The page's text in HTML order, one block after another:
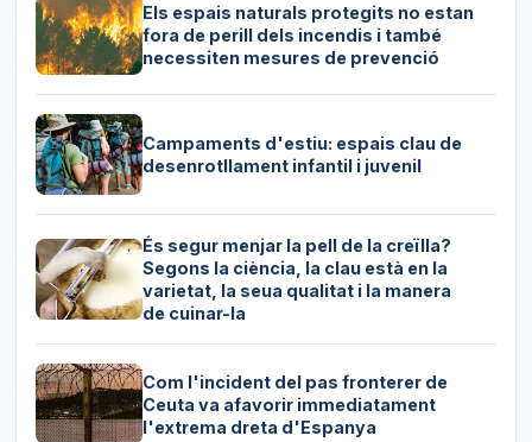
Els espais naturals protegits no estan
fora de perill dels incendis i també
necessiten mesures de prevenció
Campaments d'estiu: espais clau de
desenrotllament infantil i juvenil
És segur menjar la pell de la creïlla?
Segons la ciència, la clau està en la
varietat, la seua qualitat i la manera
de cuinar-la
Com l'incident del pas fronterer de
Ceuta va afavorir immediatament
l'extrema dreta d'Espanya